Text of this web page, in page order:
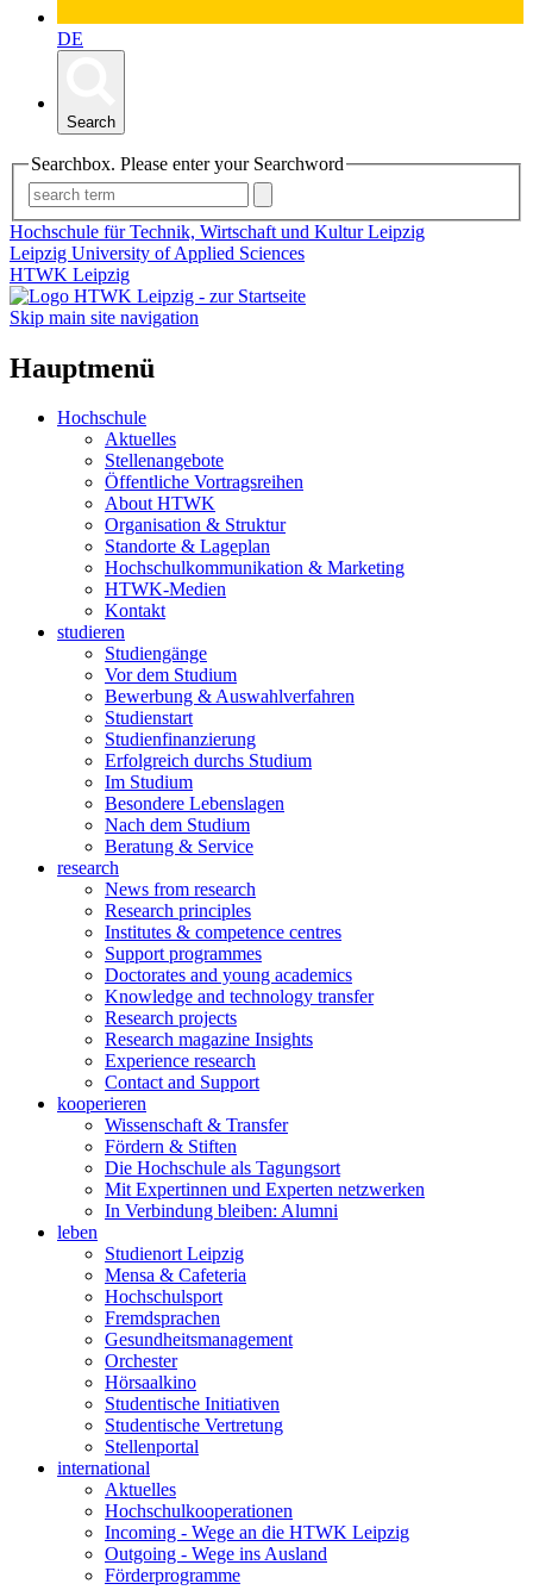
DE
Search
Searchbox. Please enter your Searchword
Hochschule für Technik, Wirtschaft und Kultur Leipzig
Leipzig University of Applied Sciences
HTWK Leipzig
Skip main site navigation
Hauptmenü
Hochschule
Aktuelles
Stellenangebote
Öffentliche Vortragsreihen
About HTWK
Organisation & Struktur
Standorte & Lageplan
Hochschulkommunikation & Marketing
HTWK-Medien
Kontakt
studieren
Studiengänge
Vor dem Studium
Bewerbung & Auswahlverfahren
Studienstart
Studienfinanzierung
Erfolgreich durchs Studium
Im Studium
Besondere Lebenslagen
Nach dem Studium
Beratung & Service
research
News from research
Research principles
Institutes & competence centres
Support programmes
Doctorates and young academics
Knowledge and technology transfer
Research projects
Research magazine Insights
Experience research
Contact and Support
kooperieren
Wissenschaft & Transfer
Fördern & Stiften
Die Hochschule als Tagungsort
Mit Expertinnen und Experten netzwerken
In Verbindung bleiben: Alumni
leben
Studienort Leipzig
Mensa & Cafeteria
Hochschulsport
Fremdsprachen
Gesundheitsmanagement
Orchester
Hörsaalkino
Studentische Initiativen
Studentische Vertretung
Stellenportal
international
Aktuelles
Hochschulkooperationen
Incoming - Wege an die HTWK Leipzig
Outgoing - Wege ins Ausland
Förderprogramme